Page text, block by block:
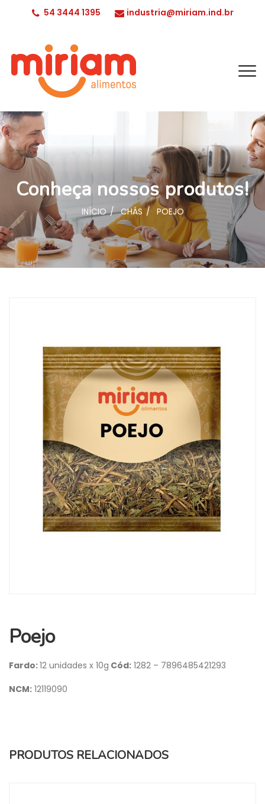
54 3444 1395 industria@miriam.ind.br
Conheça nossos produtos!
INÍCIO CHÁS POEJO
Poejo
Fardo:12 unidades x 10g Cód: 1282 – 7896485421293
NCM: 12119090
PRODUTOS RELACIONADOS